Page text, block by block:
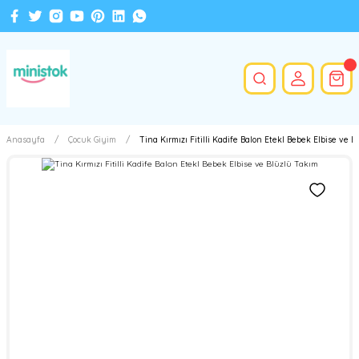
Anasayfa Çocuk Giyim Tina Kırmızı Fitilli Kadife Balon Etekl Bebek Elbise ve